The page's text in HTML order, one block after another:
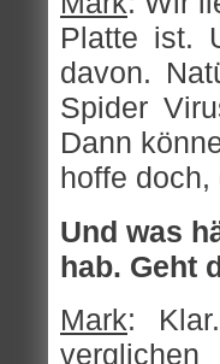
Platte ist.
davon.
Spider
Dann
hoffe
Und was
hab. Geht
Mark: